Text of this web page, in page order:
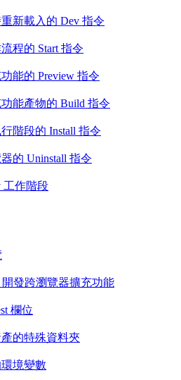
新載入的 Dev 指令
程的 Start 指令
能的 Preview 指令
能產物的 Build 指令
階段的 Install 指令
的 Uninstall 指令
工作階段
開發跨瀏覽器擴充功能
欄位
的特殊資料夾
境變數